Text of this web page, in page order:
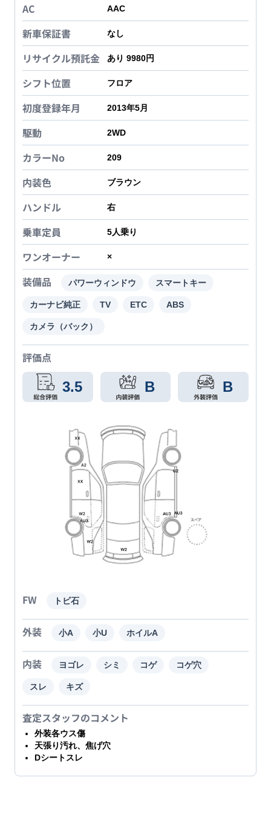
AC AAC
新車保証書 なし
リサイクル預託金 あり 9980円
シフト位置 フロア
初度登録年月 2013年5月
駆動 2WD
カラーNo 209
内装色 ブラウン
ハンドル 右
乗車定員 5人乗り
ワンオーナー ×
装備品 パワーウィンドウ スマートキー
カーナビ純正 TV ETC ABS
カメラ（バック）
評価点
3.5 B B
FW トビ石
外装 小A 小U ホイルA
内装 ヨゴレ シミ コゲ コゲ穴
スレ キズ
査定スタッフのコメント
外装各ウス傷
天張り汚れ、焦げ穴
Dシートスレ